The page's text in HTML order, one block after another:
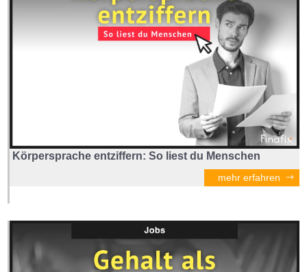
Körpersprache entziffern: So liest du Menschen
mehr erfahren